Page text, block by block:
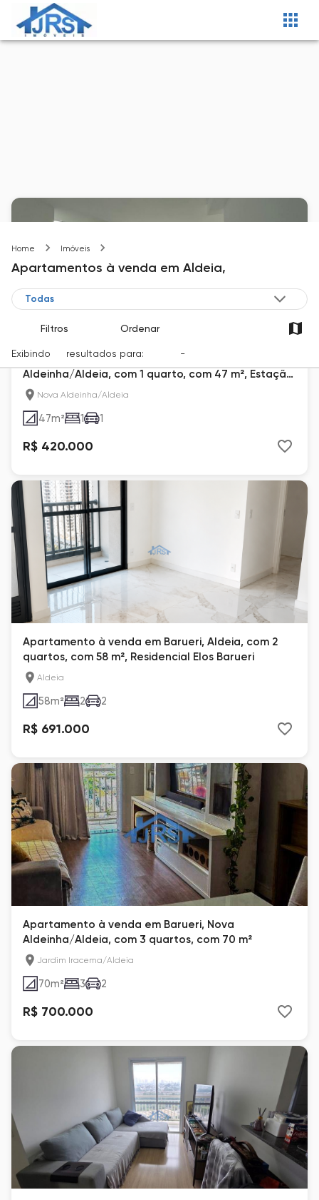
Home Imóveis
Apartamentos à venda em Aldeia,
Filtros Ordenar
Exibindo resultados para: -
Apartamento à venda em Barueri, Nova
Aldeinha/Aldeia, com 1 quarto, com 47 m², Estação
267Nova Aldeinha/Aldeia
47m² 1 1
R$ 420.000
Apartamento à venda em Barueri, Aldeia, com 2
quartos, com 58 m², Residencial Elos Barueri
Aldeia
58m² 2 2
R$ 691.000
Apartamento à venda em Barueri, Nova
Aldeinha/Aldeia, com 3 quartos, com 70 m²
Jardim Iracema/Aldeia
70m² 3 2
R$ 700.000